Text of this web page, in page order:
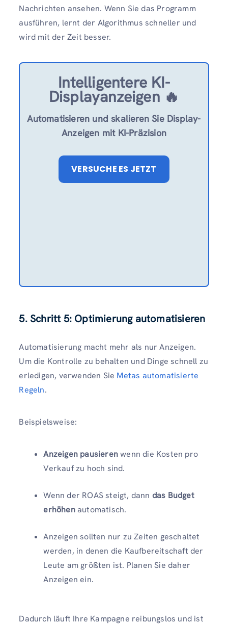
Nachrichten ansehen. Wenn Sie das Programm
ausführen, lernt der Algorithmus schneller und
wird mit der Zeit besser.
Intelligentere KI-
Displayanzeigen 🔥
Automatisieren und skalieren Sie Display-
Anzeigen mit KI-Präzision
VERSUCHE ES JETZT
5. Schritt 5: Optimierung automatisieren
Automatisierung macht mehr als nur Anzeigen.
Um die Kontrolle zu behalten und Dinge schnell zu
erledigen, verwenden Sie Metas automatisierte
Regeln.
Beispielsweise:
Anzeigen pausierenwenn die Kosten pro
Verkauf zu hoch sind.
Wenn der ROAS steigt, dann das Budget
erhöhenautomatisch.
Anzeigen sollten nur zu Zeiten geschaltet
werden, in denen die Kaufbereitschaft der
Leute am größten ist. Planen Sie daher
Anzeigen ein.
Dadurch läuft Ihre Kampagne reibungslos und ist